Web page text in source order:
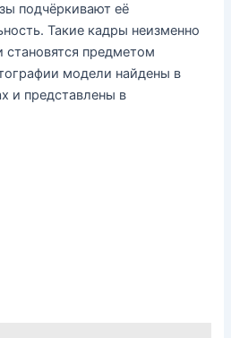
подчёркивают её
Такие кадры неизменно
становятся предметом
модели найдены в
и представлены в